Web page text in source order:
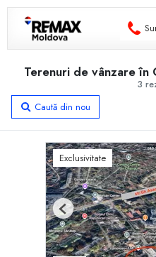
3
Terenuri de vânzare în
Caută din nou
Exclusivitate
Previous